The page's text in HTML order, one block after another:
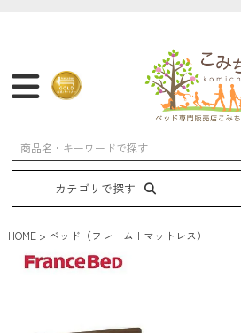
マットレス フレーム
カテゴリで探す
HOME ベッド（フレーム+マットレス）